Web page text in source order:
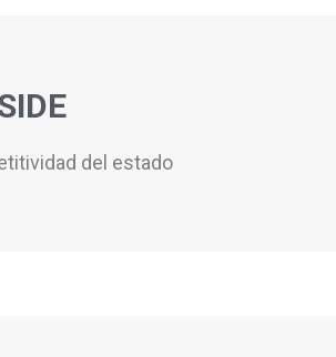
del estado